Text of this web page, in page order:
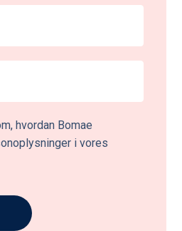
hvordan Bomae
i vores